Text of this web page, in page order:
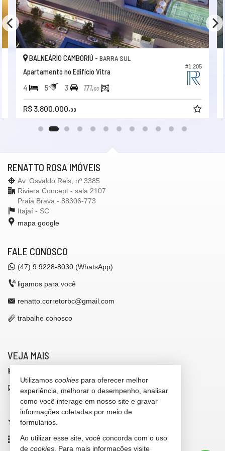
Bar
Sala de Jogos
Salão de Festas
Cinema
Piscina
Quadra Esportiva
Espaço Fitness
Medidores Individuais
Portão Eletrônico
Brinquedoteca
Piscina Infantil
Bicicletário
Hall Decorado e Mobiliado
#1.205
BALNEÁRIO CAMBORIÚ - BARRA SUL
Apartamento no Edifício Vitra
4 5 3 171,00
R$ 3.800.000,00
RENATTO ROSA IMÓVEIS
Av. Osvaldo Reis, nº 3385
Riviera Concept - sala 2107
Praia Brava - 88306-773
Itajaí - SC
mapa google
FALE CONOSCO
(47) 9.9228-8030 (WhatsApp)
ligamos para você
renatto.corretorbc@gmail.com
trabalhe conosco
VEJA MAIS
indicadores financeiros
cadastre seu imóvel
imóveis favoritos
mapa de imóveis
Utilizamos cookies para oferecer melhor
experiência, melhorar o desempenho, analisar
como você interage em nosso site e gravar
informações coletadas por meio de
formulários.
Ao utilizar esse site, você concorda com o uso
de cookies . Para mais informações visite